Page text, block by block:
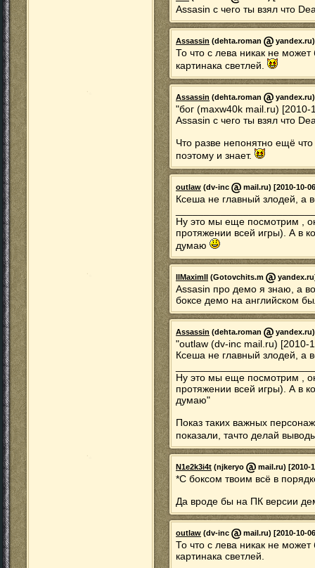
Assasin с чего ты взял что
Assassin (dehta.roman
То что с лева никак не
картинака светлей.
Assassin (dehta.roman
"бог (maxw40k mail.ru) [2010-
Assasin с чего ты взял что
Что разве непонятно ещё
поэтому и знает.
outlaw (dv-inc mail.ru) [2010-10-
Ксеша не главный злодей, а
Ну это мы еще посмотрим ,
протяжении всей игры). А в
думаю
IIMaximII (Gotovchits.m
Assasin про демо я знаю, а
боксе демо на английском
Assassin (dehta.roman
"outlaw (dv-inc mail.ru) [2010-
Ксеша не главный злодей, а
Ну это мы еще посмотрим ,
протяжении всей игры). А в
думаю"
Показ таких важных
показали, тачто делай
N1e2k3i4t (njkeryo mail.ru) [2010-
*С боксом твоим всё в
Да вроде бы на ПК версии
outlaw (dv-inc mail.ru) [2010-10-
То что с лева никак не
картинака светлей.